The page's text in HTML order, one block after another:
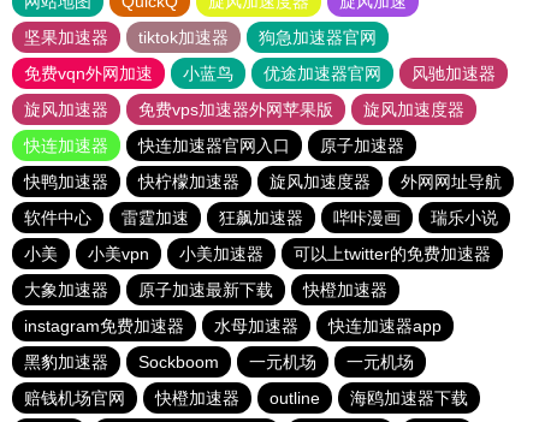
坚果加速器
tiktok加速器
狗急加速器官网
免费vqn外网加速
小蓝鸟 优途加速器官网
风驰加速器
旋风加速器
免费vps加速器外网苹果版
旋风加速度器
快连加速器
快连加速器官网入口
原子加速器
快鸭加速器
快柠檬加速器 旋风加速度器
外网网址导航
软件中心
雷霆加速 狂飙加速器 哔咔漫画
瑞乐小说
小美
小美vpn 小美加速器
可以上twitter的免费加速器
大象加速器
原子加速最新下载
快橙加速器
instagram免费加速器
水母加速器
快连加速器app
黑豹加速器
Sockboom 一元机场
一元机场
赔钱机场官网
快橙加速器 outline 海鸥加速器下载